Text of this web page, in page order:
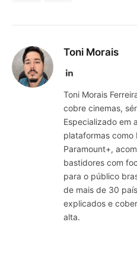
Toni Morais
LinkedIn
Toni Morais
cobre cinemas,
Especializado em
plataformas como
Paramount+,
bastidores com
para o público
de mais de 30
explicados e
alta.